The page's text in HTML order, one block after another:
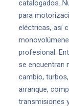
catalogados.
para
eléctricas, así
profesional.
se encuentran
cambio,
arranque,
transmisiones